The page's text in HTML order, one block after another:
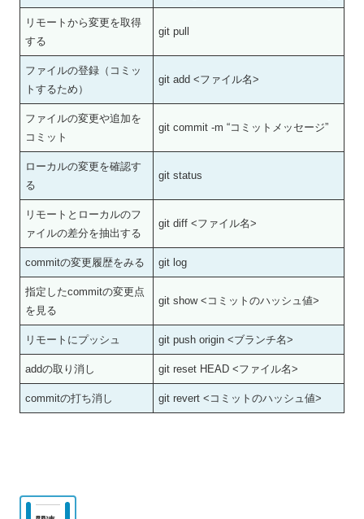
リモートから変更を取得
する
git pull
ファイルの登録（コミッ
トするため）
git add <ファイル名>
ファイルの変更や追加を
コミット
git commit -m “コミットメッセージ”
ローカルの変更を確認す
る
git status
リモートとローカルのフ
ァイルの差分を抽出する
git diff <ファイル名>
commitの変更履歴をみる git log
指定したcommitの変更点
を見る
git show <コミットのハッシュ値>
リモートにプッシュ git push origin <ブランチ名>
addの取り消し git reset HEAD <ファイル名>
commitの打ち消し git revert <コミットのハッシュ値>